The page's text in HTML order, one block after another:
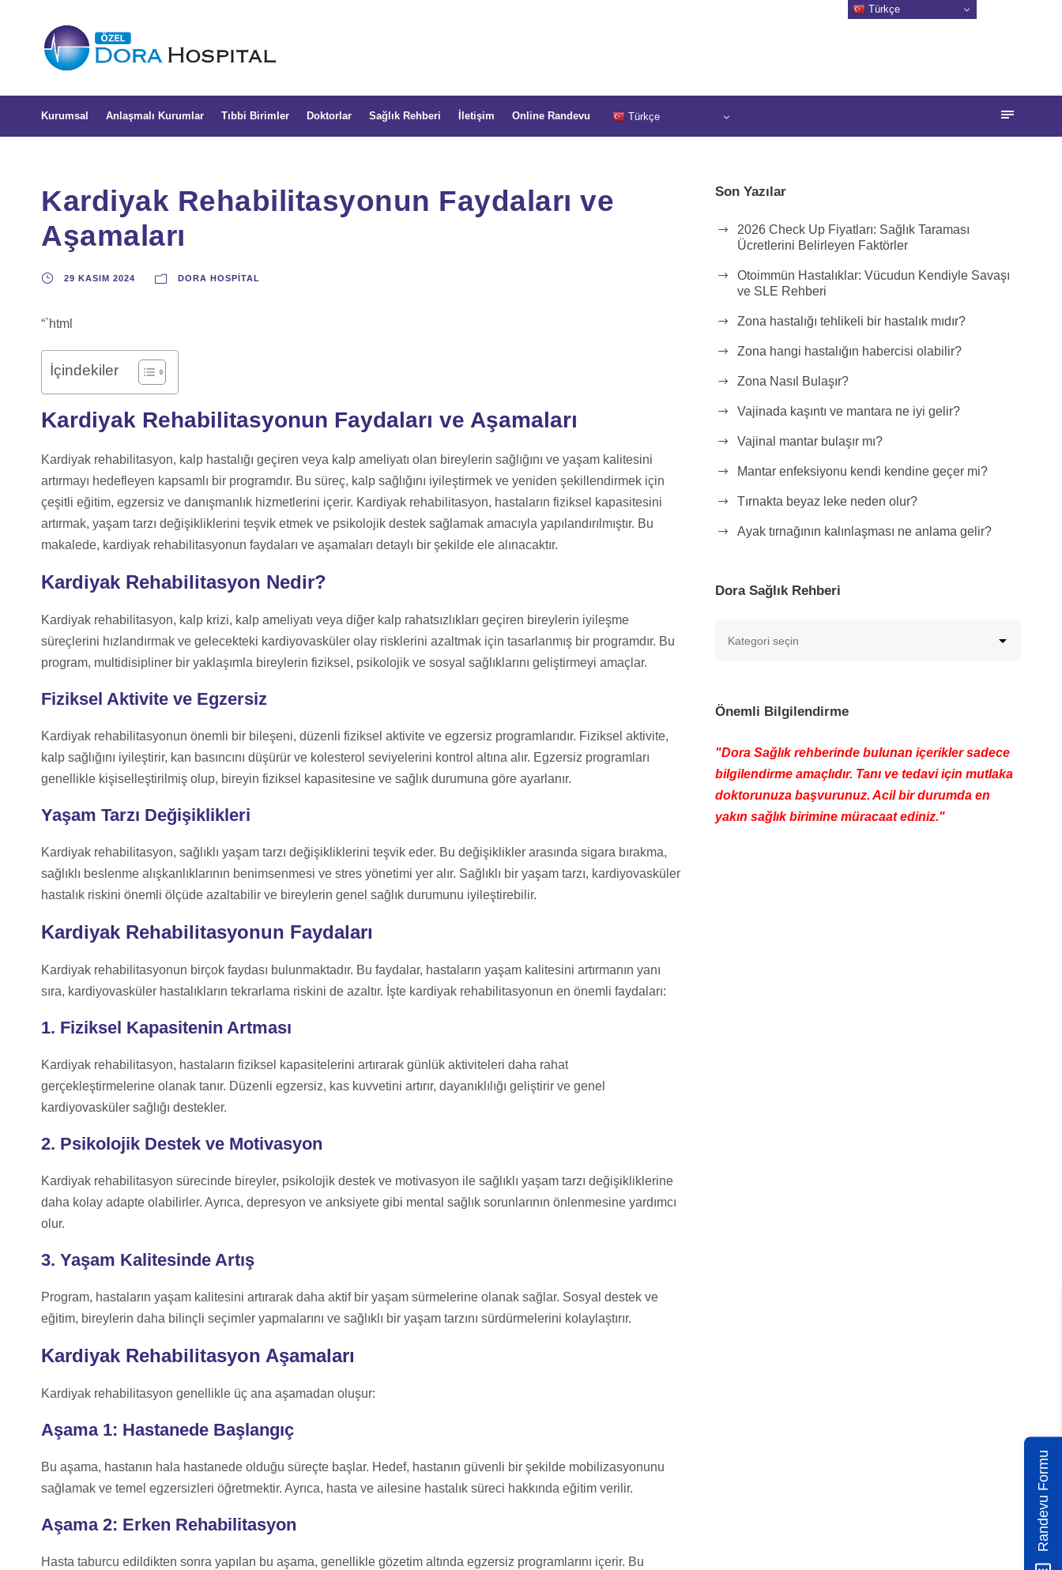
Kurumsal Anlaşmalı Kurumlar Tıbbi Birimler Doktorlar Sağlık Rehberi İletişim Online Randevu Türkçe
Kardiyak Rehabilitasyonun Faydaları ve
Aşamaları
29 KASIM 2024 DORA HOSPITAL
“`html
İçindekiler
Kardiyak Rehabilitasyonun Faydaları ve Aşamaları
Kardiyak rehabilitasyon, kalp hastalığı geçiren veya kalp ameliyatı olan bireylerin sağlığını ve yaşam kalitesini
artırmayı hedefleyen kapsamlı bir programdır. Bu süreç, kalp sağlığını iyileştirmek ve yeniden şekillendirmek için
çeşitli eğitim, egzersiz ve danışmanlık hizmetlerini içerir. Kardiyak rehabilitasyon, hastaların fiziksel kapasitesini
artırmak, yaşam tarzı değişikliklerini teşvik etmek ve psikolojik destek sağlamak amacıyla yapılandırılmıştır. Bu
makalede, kardiyak rehabilitasyonun faydaları ve aşamaları detaylı bir şekilde ele alınacaktır.
Kardiyak Rehabilitasyon Nedir?
Kardiyak rehabilitasyon, kalp krizi, kalp ameliyatı veya diğer kalp rahatsızlıkları geçiren bireylerin iyileşme
süreçlerini hızlandırmak ve gelecekteki kardiyovasküler olay risklerini azaltmak için tasarlanmış bir programdır. Bu
program, multidisipliner bir yaklaşımla bireylerin fiziksel, psikolojik ve sosyal sağlıklarını geliştirmeyi amaçlar.
Fiziksel Aktivite ve Egzersiz
Kardiyak rehabilitasyonun önemli bir bileşeni, düzenli fiziksel aktivite ve egzersiz programlarıdır. Fiziksel aktivite,
kalp sağlığını iyileştirir, kan basıncını düşürür ve kolesterol seviyelerini kontrol altına alır. Egzersiz programları
genellikle kişiselleştirilmiş olup, bireyin fiziksel kapasitesine ve sağlık durumuna göre ayarlanır.
Yaşam Tarzı Değişiklikleri
Kardiyak rehabilitasyon, sağlıklı yaşam tarzı değişikliklerini teşvik eder. Bu değişiklikler arasında sigara bırakma,
sağlıklı beslenme alışkanlıklarının benimsenmesi ve stres yönetimi yer alır. Sağlıklı bir yaşam tarzı, kardiyovasküler
hastalık riskini önemli ölçüde azaltabilir ve bireylerin genel sağlık durumunu iyileştirebilir.
Kardiyak Rehabilitasyonun Faydaları
Kardiyak rehabilitasyonun birçok faydası bulunmaktadır. Bu faydalar, hastaların yaşam kalitesini artırmanın yanı
sıra, kardiyovasküler hastalıkların tekrarlama riskini de azaltır. İşte kardiyak rehabilitasyonun en önemli faydaları:
1. Fiziksel Kapasitenin Artması
Kardiyak rehabilitasyon, hastaların fiziksel kapasitelerini artırarak günlük aktiviteleri daha rahat
gerçekleştirmelerine olanak tanır. Düzenli egzersiz, kas kuvvetini artırır, dayanıklılığı geliştirir ve genel
kardiyovasküler sağlığı destekler.
2. Psikolojik Destek ve Motivasyon
Kardiyak rehabilitasyon sürecinde bireyler, psikolojik destek ve motivasyon ile sağlıklı yaşam tarzı değişikliklerine
daha kolay adapte olabilirler. Ayrıca, depresyon ve anksiyete gibi mental sağlık sorunlarının önlenmesine yardımcı
olur.
3. Yaşam Kalitesinde Artış
Program, hastaların yaşam kalitesini artırarak daha aktif bir yaşam sürmelerine olanak sağlar. Sosyal destek ve
eğitim, bireylerin daha bilinçli seçimler yapmalarını ve sağlıklı bir yaşam tarzını sürdürmelerini kolaylaştırır.
Kardiyak Rehabilitasyon Aşamaları
Kardiyak rehabilitasyon genellikle üç ana aşamadan oluşur:
Aşama 1: Hastanede Başlangıç
Bu aşama, hastanın hala hastanede olduğu süreçte başlar. Hedef, hastanın güvenli bir şekilde mobilizasyonunu
sağlamak ve temel egzersizleri öğretmektir. Ayrıca, hasta ve ailesine hastalık süreci hakkında eğitim verilir.
Aşama 2: Erken Rehabilitasyon
Hasta taburcu edildikten sonra yapılan bu aşama, genellikle gözetim altında egzersiz programlarını içerir. Bu
Son Yazılar
2026 Check Up Fiyatları: Sağlık Taraması
Ücretlerini Belirleyen Faktörler
Otoimmün Hastalıklar: Vücudun Kendiyle Savaşı
ve SLE Rehberi
Zona hastalığı tehlikeli bir hastalık mıdır?
Zona hangi hastalığın habercisi olabilir?
Zona Nasıl Bulaşır?
Vajinada kaşıntı ve mantara ne iyi gelir?
Vajinal mantar bulaşır mı?
Mantar enfeksiyonu kendi kendine geçer mi?
Tırnakta beyaz leke neden olur?
Ayak tırnağının kalınlaşması ne anlama gelir?
Dora Sağlık Rehberi
Önemli Bilgilendirme
"Dora Sağlık rehberinde bulunan içerikler sadece
bilgilendirme amaçlıdır. Tanı ve tedavi için mutlaka
doktorunuza başvurunuz. Acil bir durumda en
yakın sağlık birimine müracaat ediniz."
Türkçe
Randevu Formu